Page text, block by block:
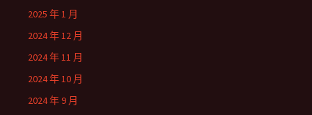
2025 年 1 月
2024 年 12 月
2024 年 11 月
2024 年 10 月
2024 年 9 月